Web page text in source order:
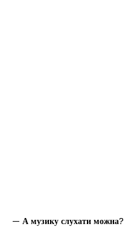
— А музику слухати можна?